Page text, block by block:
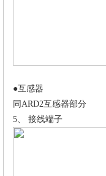
●互感器
同ARD2互感器部分
5、 接线端子